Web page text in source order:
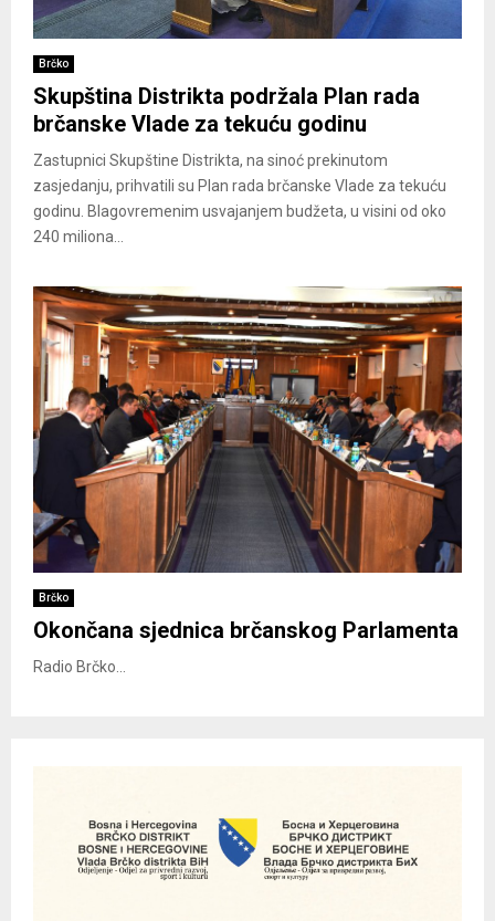
Brčko
Skupština Distrikta podržala Plan rada
brčanske Vlade za tekuću godinu
Zastupnici Skupštine Distrikta, na sinoć prekinutom
zasjedanju, prihvatili su Plan rada brčanske Vlade za tekuću
godinu. Blagovremenim usvajanjem budžeta, u visini od oko
240 miliona...
Brčko
Okončana sjednica brčanskog Parlamenta
Radio Brčko...